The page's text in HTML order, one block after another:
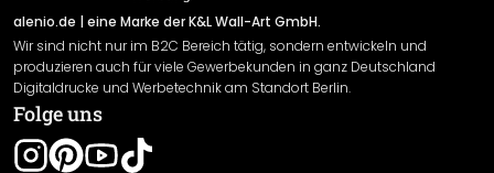
Rücksendung
Widerrufsrecht
Datenschutzerklärung
Gewährleistung
Leistungserklärung / CE-Zeichen
alenio.de | eine Marke der K&L Wall-Art GmbH.
Wir sind nicht nur im B2C Bereich tätig, sondern entwickeln und
produzieren auch für viele Gewerbekunden in ganz Deutschland
Digitaldrucke und Werbetechnik am Standort Berlin.
Folge uns